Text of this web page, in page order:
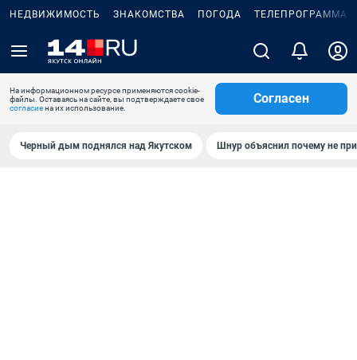
НЕДВИЖИМОСТЬ ЗНАКОМСТВА ПОГОДА ТЕЛЕПРОГРАММА
На информационном ресурсе применяются cookie-
файлы. Оставаясь на сайте, вы подтверждаете свое
согласиена их использование.
Согласен
Черный дым поднялся над Якутском Шнур объяснил почему не